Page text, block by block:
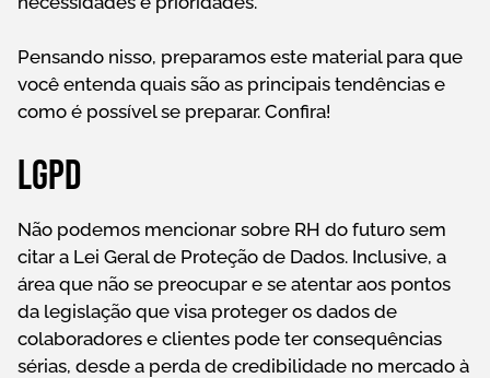
Pensando nisso, preparamos este material para que
você entenda quais são as principais tendências e
como é possível se preparar. Confira!
LGPD
Não podemos mencionar sobre RH do futuro sem
citar a Lei Geral de Proteção de Dados. Inclusive, a
área que não se preocupar e se atentar aos pontos
da legislação que visa proteger os dados de
colaboradores e clientes pode ter consequências
sérias, desde a perda de credibilidade no mercado à